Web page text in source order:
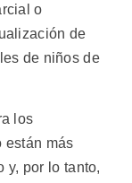
o
de
de niños de
los
están más
y, por lo tanto,